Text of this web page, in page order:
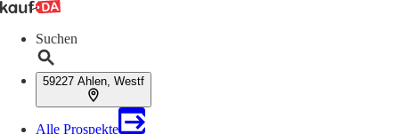
Suchen
59227 Ahlen, Westf
Alle Prospekte